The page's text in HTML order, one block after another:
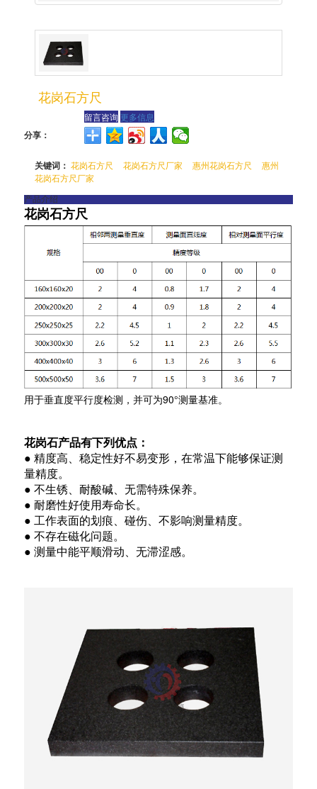
花岗石方尺
留言咨询 更多信息
分享：
关键词： 花岗石方尺 花岗石方尺厂家 惠州花岗石方尺
惠州
花岗石方尺厂家
产品介绍
花岗石方尺
用于垂直度平行度检测，并可为90°测量基准。
花岗石产品有下列优点：
● 精度高、稳定性好不易变形，在常温下能够保证测
量精度。
● 不生锈、耐酸碱、无需特殊保养。
● 耐磨性好使用寿命长。
● 工作表面的划痕、碰伤、不影响测量精度。
● 不存在磁化问题。
● 测量中能平顺滑动、无滞涩感。